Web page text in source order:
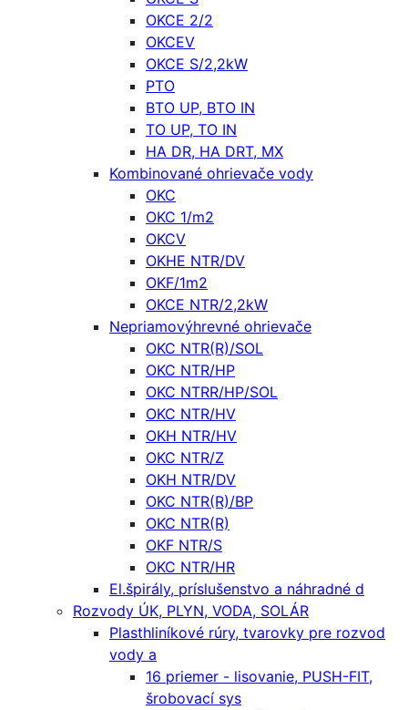
OKCE 2/2
OKCEV
OKCE S/2,2kW
PTO
BTO UP, BTO IN
TO UP, TO IN
HA DR, HA DRT, MX
Kombinované ohrievače vody
OKC
OKC 1/m2
OKCV
OKHE NTR/DV
OKF/1m2
OKCE NTR/2,2kW
Nepriamovýhrevné ohrievače
OKC NTR(R)/SOL
OKC NTR/HP
OKC NTRR/HP/SOL
OKC NTR/HV
OKH NTR/HV
OKC NTR/Z
OKH NTR/DV
OKC NTR(R)/BP
OKC NTR(R)
OKF NTR/S
OKC NTR/HR
El.špirály, príslušenstvo a náhradné d
Rozvody ÚK, PLYN, VODA, SOLÁR
Plasthliníkové rúry, tvarovky pre rozvod
vody a
16 priemer - lisovanie, PUSH-FIT,
šrobovací sys